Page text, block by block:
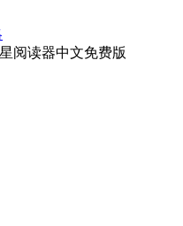
阅读器中文免费版